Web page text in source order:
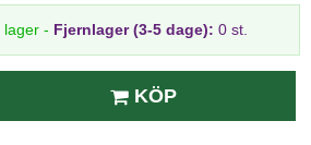
lager - Fjernlager (3-5 dage): 0 st.
KÖP